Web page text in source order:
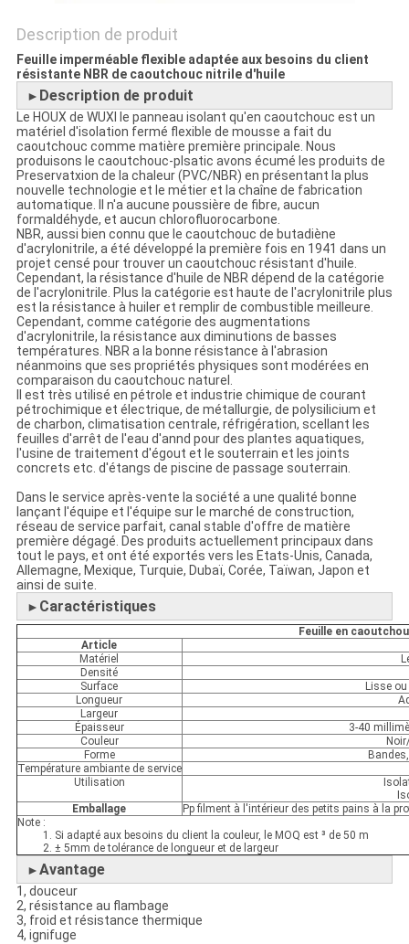
Description de produit
Feuille imperméable flexible adaptée aux besoins du client
résistante NBR de caoutchouc nitrile d'huile
► Description de produit
Le HOUX de WUXI le panneau isolant qu'en caoutchouc est un
matériel d'isolation fermé flexible de mousse a fait du
caoutchouc comme matière première principale. Nous
produisons le caoutchouc-plsatic avons écumé les produits de
Preservatxion de la chaleur (PVC/NBR) en présentant la plus
nouvelle technologie et le métier et la chaîne de fabrication
automatique. Il n'a aucune poussière de fibre, aucun
formaldéhyde, et aucun chlorofluorocarbone.
NBR, aussi bien connu que le caoutchouc de butadiène
d'acrylonitrile, a été développé la première fois en 1941 dans un
projet censé pour trouver un caoutchouc résistant d'huile.
Cependant, la résistance d'huile de NBR dépend de la catégorie
de l'acrylonitrile. Plus la catégorie est haute de l'acrylonitrile plus
est la résistance à huiler et remplir de combustible meilleure.
Cependant, comme catégorie des augmentations
d'acrylonitrile, la résistance aux diminutions de basses
températures. NBR a la bonne résistance à l'abrasion
néanmoins que ses propriétés physiques sont modérées en
comparaison du caoutchouc naturel.
Il est très utilisé en pétrole et industrie chimique de courant
pétrochimique et électrique, de métallurgie, de polysilicium et
de charbon, climatisation centrale, réfrigération, scellant les
feuilles d'arrêt de l'eau d'annd pour des plantes aquatiques,
l'usine de traitement d'égout et le souterrain et les joints
concrets etc. d'étangs de piscine de passage souterrain.
Dans le service après-vente la société a une qualité bonne
lançant l'équipe et l'équipe sur le marché de construction,
réseau de service parfait, canal stable d'offre de matière
première dégagé. Des produits actuellement principaux dans
tout le pays, et ont été exportés vers les Etats-Unis, Canada,
Allemagne, Mexique, Turquie, Dubaï, Corée, Taïwan, Japon et
ainsi de suite.
► Caractéristiques
Feuille en
Article
Matériel
Densité
Surface
Lisse
Longueur
Largeur
Épaisseur
3-40
Couleur
Forme
Température ambiante de service
Utilisation
Emballage
Pp filment à l'intérieur des petits pains à la
Note :
1. Si adapté aux besoins du client la couleur, le MOQ est ³ de 50 m
2. ± 5mm de tolérance de longueur et de largeur
►Avantage
1, douceur
2, résistance au flambage
3, froid et résistance thermique
4, ignifuge